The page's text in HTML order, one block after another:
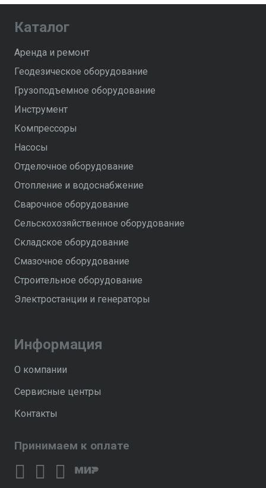
Каталог
Аренда и ремонт
Геодезическое оборудование
Грузоподъемное оборудование
Инструмент
Компрессоры
Насосы
Отделочное оборудование
Отопление и водоснабжение
Сварочное оборудование
Сельскохозяйственное оборудование
Складское оборудование
Смазочное оборудование
Строительное оборудование
Электростанции и генераторы
Информация
О компании
Сервисные центры
Контакты
Принимаем к оплате